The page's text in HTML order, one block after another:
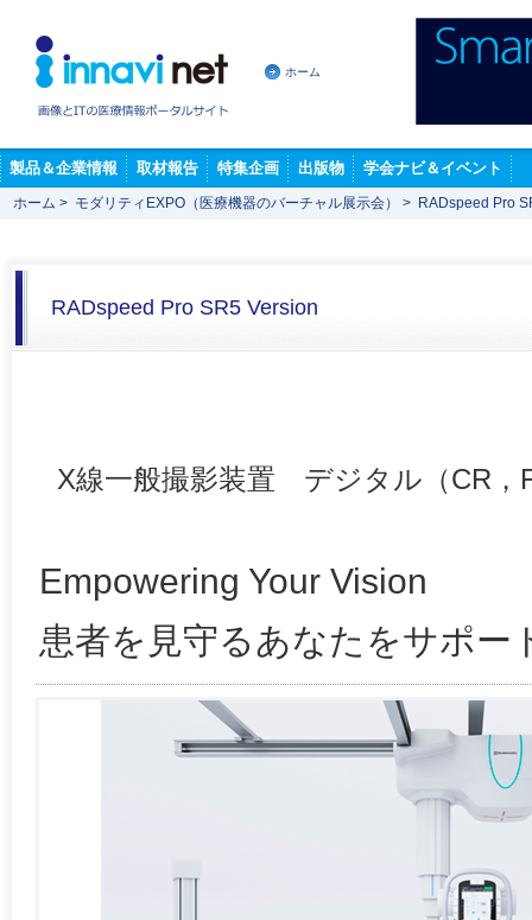
ホーム
製品＆企業情報 取材報告 特集企画 出版物 学会ナビ＆イベント
ホーム > モダリティEXPO（医療機器のバーチャル展示会） > RADspeed Pro
RADspeed Pro SR5 Version
X線一般撮影装置 デジタル（CR
Empowering Your Vision
患者を見守るあなたをサポー